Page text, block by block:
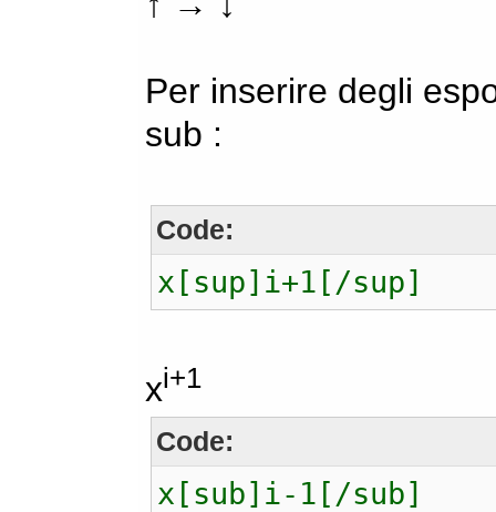
Per inserire degli
sub :
Code:
x[sup]i+1[/sup]
xi+1
Code:
x[sub]i-1[/sub]